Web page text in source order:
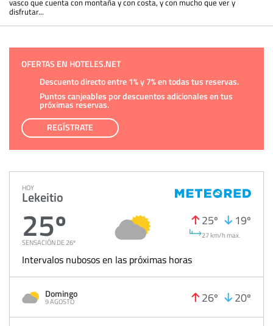
vasco que cuenta con montaña y con costa, y con mucho que ver y
disfrutar...
OFERTAS EN HOTELES.NET
Descuento directo entre 1% y 7% en todas tus reservas.
Puntos canjeables por descuentos adicionales en tus
próximas reservas.
REGÍSTRATE
HOY
Lekeitio
25º
SENSACIÓN DE 26º
25º 19º
27 km/h max.
Intervalos nubosos en las próximas horas
Domingo
9 AGOSTO 26º 20º